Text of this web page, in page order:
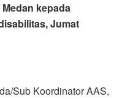
kepada
Jumat
Sub Koordinator AAS,